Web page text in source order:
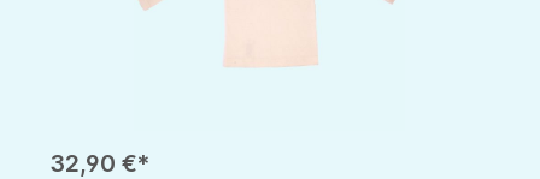
32,90 €*